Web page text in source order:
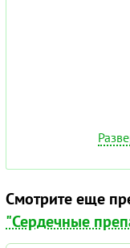
Смотрите еще
"Сердечные